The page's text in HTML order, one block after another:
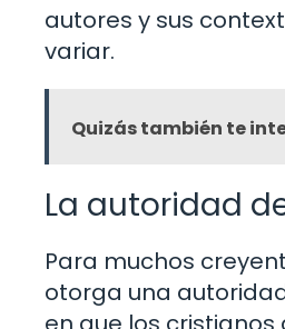
autores y sus
variar.
Quizás también te
La autoridad
Para muchos
otorga una